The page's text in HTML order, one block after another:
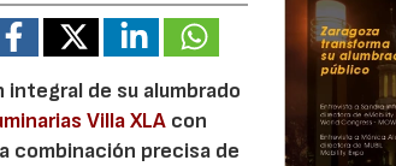
integral de su alumbrado
Villa XLA con
combinación precisa de